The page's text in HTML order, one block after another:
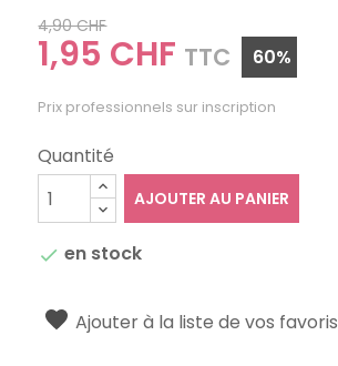
4,90 CHF
1,95 CHF TTC 60%
Prix professionnels sur inscription
Quantité
AJOUTER AU PANIER
 en stock
Ajouter à la liste de vos favoris